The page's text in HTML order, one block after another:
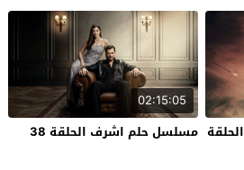
02:15:05
مسلسل حلم اشرف الحلقة 38